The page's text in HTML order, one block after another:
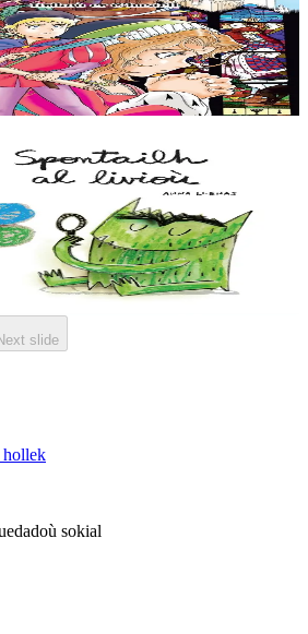
a soñj Gael… Kastell an duged en
ket avat ! Kaset e vo ar paotr yaouank
teuz...
petra a c’hoari gantañ. Graet en deus
ha bremañ e rank dibunañ ar gudenn a
slide
sokial